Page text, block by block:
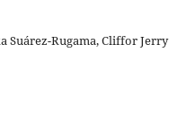
Suárez-Rugama, Cliffor Jerry